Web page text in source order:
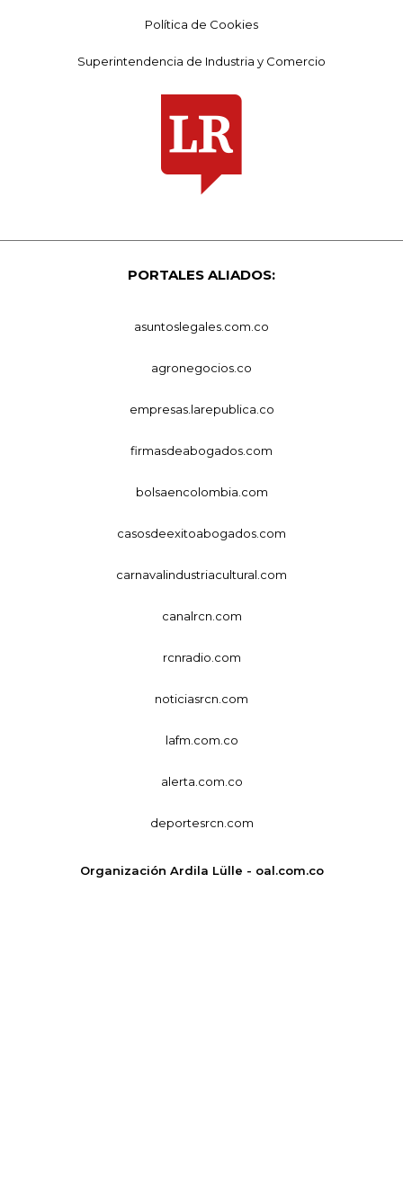
Política de Cookies
Superintendencia de Industria y Comercio
PORTALES ALIADOS:
asuntoslegales.com.co
agronegocios.co
empresas.larepublica.co
firmasdeabogados.com
bolsaencolombia.com
casosdeexitoabogados.com
carnavalindustriacultural.com
canalrcn.com
rcnradio.com
noticiasrcn.com
lafm.com.co
alerta.com.co
deportesrcn.com
Organización Ardila Lülle - oal.com.co